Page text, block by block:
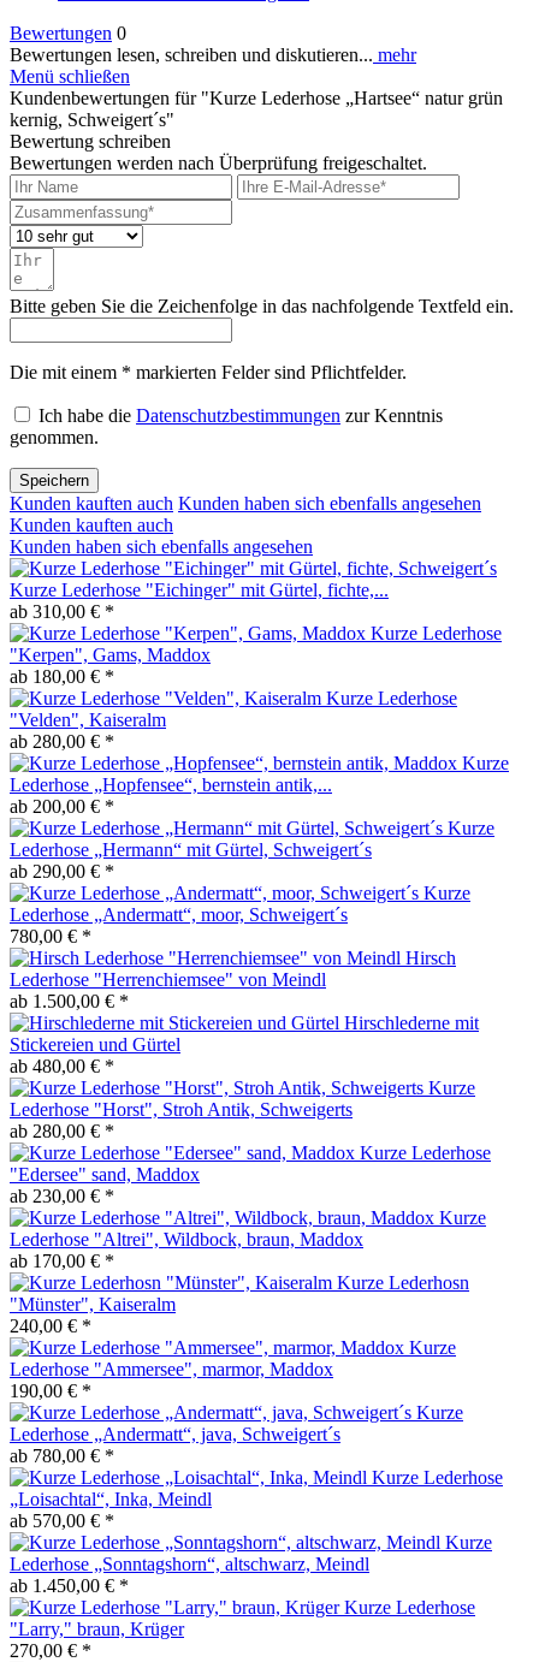
Bewertungen 0
Bewertungen lesen, schreiben und diskutieren... mehr
Menü schließen
Kundenbewertungen für "Kurze Lederhose „Hartsee“ natur grün
kernig, Schweigert´s"
Bewertung schreiben
Bewertungen werden nach Überprüfung freigeschaltet.
Bitte geben Sie die Zeichenfolge in das nachfolgende Textfeld ein.
Die mit einem * markierten Felder sind Pflichtfelder.
Ich habe die Datenschutzbestimmungen zur Kenntnis
genommen.
Speichern
Kunden kauften auch Kunden haben sich ebenfalls angesehen
Kunden kauften auch
Kunden haben sich ebenfalls angesehen
Kurze Lederhose "Eichinger" mit Gürtel, fichte,...
ab 310,00 € *
Kurze Lederhose
"Kerpen", Gams, Maddox
ab 180,00 € *
Kurze Lederhose
"Velden", Kaiseralm
ab 280,00 € *
Kurze
Lederhose „Hopfensee“, bernstein antik,...
ab 200,00 € *
Kurze
Lederhose „Hermann“ mit Gürtel, Schweigert´s
ab 290,00 € *
Kurze
Lederhose „Andermatt“, moor, Schweigert´s
780,00 € *
Hirsch
Lederhose "Herrenchiemsee" von Meindl
ab 1.500,00 € *
Hirschlederne mit
Stickereien und Gürtel
ab 480,00 € *
Kurze
Lederhose "Horst", Stroh Antik, Schweigerts
ab 280,00 € *
Kurze Lederhose
"Edersee" sand, Maddox
ab 230,00 € *
Kurze
Lederhose "Altrei", Wildbock, braun, Maddox
ab 170,00 € *
Kurze Lederhosn
"Münster", Kaiseralm
240,00 € *
Kurze
Lederhose "Ammersee", marmor, Maddox
190,00 € *
Kurze
Lederhose „Andermatt“, java, Schweigert´s
ab 780,00 € *
Kurze Lederhose
„Loisachtal“, Inka, Meindl
ab 570,00 € *
Kurze
Lederhose „Sonntagshorn“, altschwarz, Meindl
ab 1.450,00 € *
Kurze Lederhose
"Larry," braun, Krüger
270,00 € *